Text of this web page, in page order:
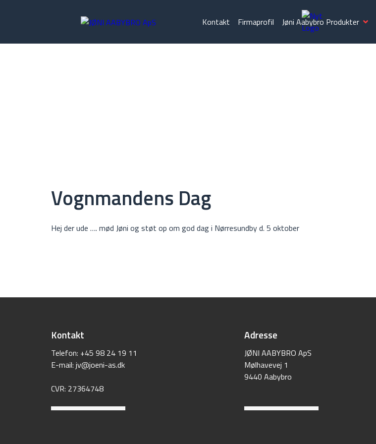
Kontakt Firmaprofil Jøni Aabybro Produkter
Vognmandens Dag
Hej der ude …. mød Jøni og støt op om god dag i Nørresundby d. 5 oktober
Kontakt
Telefon: +45 98 24 19 11
E-mail: ​ jv@joeni-as.dk
CVR: 27364748
Adresse
JØNI AABYBRO ApS
Mølhavevej 1
9440 Aabybro